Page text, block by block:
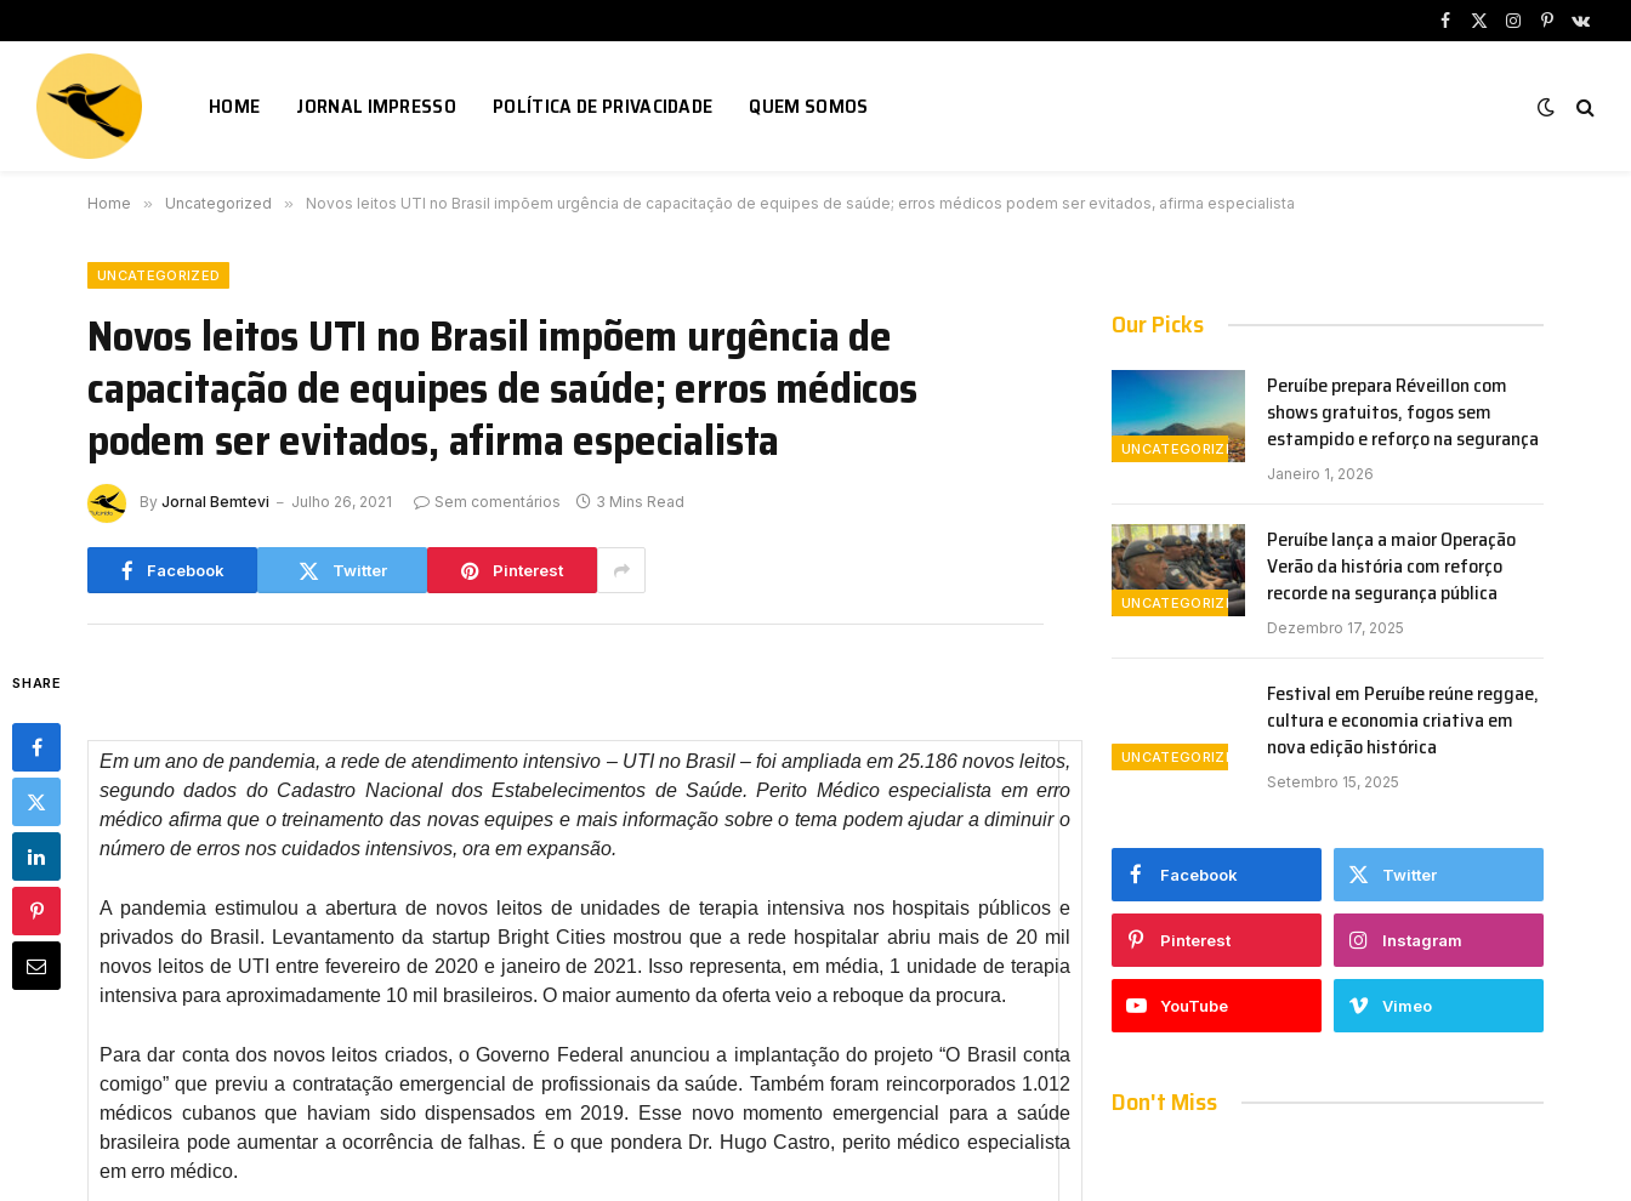
Facebook
X
Instagram
Pinterest
HOME JORNAL IMPRESSO POLÍTICA DE PRIVACIDADE QUEM SOMOS
Home » Uncategorized » Novos leitos UTI no Brasil impõem urgência de capacitação de equipes de saúde; erros médicos podem ser evitados, afirma especialista
UNCATEGORIZED
Novos leitos UTI no Brasil impõem urgência de
capacitação de equipes de saúde; erros médicos
podem ser evitados, afirma especialista
By Jornal Bemtevi Julho 26, 2021 Sem comentários 3 Mins Read
Facebook Twitter Pinterest
SHARE
Em um ano de pandemia, a rede de atendimento intensivo – UTI no Brasil – foi ampliada em 25.186 novos leitos,
segundo dados do Cadastro Nacional dos Estabelecimentos de Saúde. Perito Médico especialista em erro
médico afirma que o treinamento das novas equipes e mais informação sobre o tema podem ajudar a diminuir o
número de erros nos cuidados intensivos, ora em expansão.
A pandemia estimulou a abertura de novos leitos de unidades de terapia intensiva nos hospitais públicos e
privados do Brasil. Levantamento da startup Bright Cities mostrou que a rede hospitalar abriu mais de 20 mil
novos leitos de UTI entre fevereiro de 2020 e janeiro de 2021. Isso representa, em média, 1 unidade de terapia
intensiva para aproximadamente 10 mil brasileiros. O maior aumento da oferta veio a reboque da procura.
Para dar conta dos novos leitos criados, o Governo Federal anunciou a implantação do projeto “O Brasil conta
comigo” que previu a contratação emergencial de profissionais da saúde. Também foram reincorporados 1.012
médicos cubanos que haviam sido dispensados em 2019. Esse novo momento emergencial para a saúde
brasileira pode aumentar a ocorrência de falhas. É o que pondera Dr. Hugo Castro, perito médico especialista
em erro médico.
Our Picks
UNCATEGORIZED
Peruíbe prepara Réveillon com
shows gratuitos, fogos sem
estampido e reforço na segurança
Janeiro 1, 2026
UNCATEGORIZED
Peruíbe lança a maior Operação
Verão da história com reforço
recorde na segurança pública
Dezembro 17, 2025
UNCATEGORIZED
Festival em Peruíbe reúne reggae,
cultura e economia criativa em
nova edição histórica
Setembro 15, 2025
Facebook Twitter
Pinterest Instagram
YouTube Vimeo
Don't Miss